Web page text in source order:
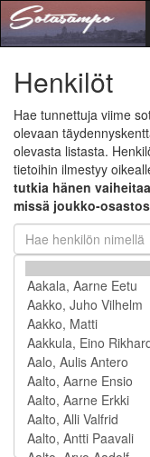
Henkilöt
Hae tunnettuja viime
olevaan
olevasta listasta.
tietoihin ilmestyy
tutkia hänen
missä joukko-